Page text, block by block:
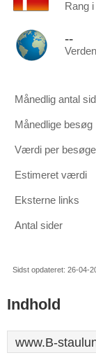
Rang
--
Månedlig antal
Månedlige besøg
Værdi per
Estimeret værdi
Eksterne links
Antal sider
Sidst opdateret: 26-04-
Indhold
www.B-